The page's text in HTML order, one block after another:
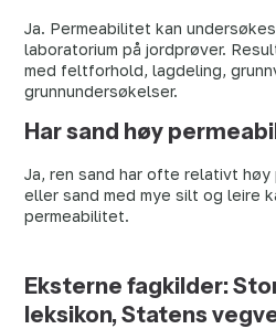
Ja. Permeabilitet kan
laboratorium på jordprøver.
med feltforhold, lagdeling,
grunnundersøkelser.
Har sand høy
Ja, ren sand har ofte relativt høy
eller sand med mye silt og leire
permeabilitet.
Eksterne fagkilder:
leksikon, Statens